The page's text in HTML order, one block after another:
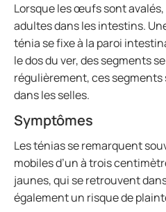
Lorsque les œufs sont
adultes dans les intestins.
ténia se fixe à la paroi
le dos du ver, des segments
régulièrement, ces
dans les selles.
Symptômes
Les ténias se remarquent
mobiles d’un à trois
jaunes, qui se retrouvent
également un risque de